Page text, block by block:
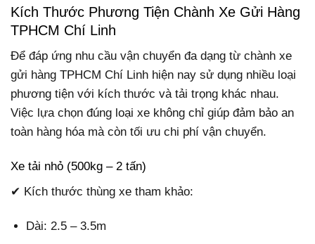
Kích Thước Phương Tiện Chành Xe Gửi Hàng
TPHCM Chí Linh
Để đáp ứng nhu cầu vận chuyển đa dạng từ chành xe
gửi hàng TPHCM Chí Linh hiện nay sử dụng nhiều loại
phương tiện với kích thước và tải trọng khác nhau.
Việc lựa chọn đúng loại xe không chỉ giúp đảm bảo an
toàn hàng hóa mà còn tối ưu chi phí vận chuyển.
Xe tải nhỏ (500kg – 2 tấn)
✔ Kích thước thùng xe tham khảo:
Dài: 2.5 – 3.5m